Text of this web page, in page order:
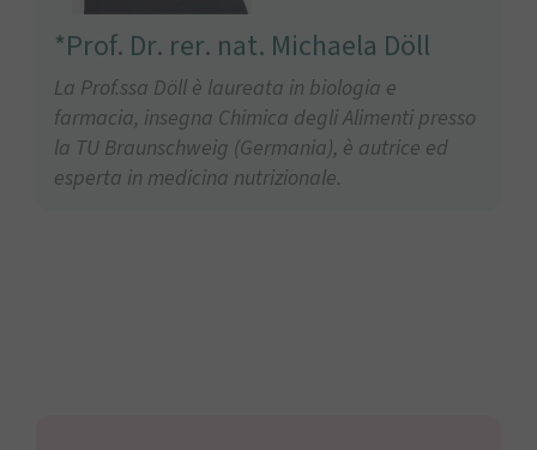
*Prof. Dr. rer. nat. Michaela Döll
La Prof.ssa Döll è laureata in biologia e
farmacia, insegna Chimica degli Alimenti presso
la TU Braunschweig (Germania), è autrice ed
esperta in medicina nutrizionale.